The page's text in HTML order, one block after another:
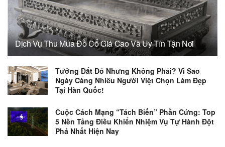
Dịch Vụ Thu Mua Đồ Cổ Giá Cao Và Uy Tín Tận Nơi
Tưởng Đắt Đỏ Nhưng Không Phải? Vì Sao
Ngày Càng Nhiều Người Việt Chọn Làm Đẹp
Tại Hàn Quốc!
Cuộc Cách Mạng “Tách Biến” Phần Cứng: Top
5 Nền Tảng Điều Khiển Nhiệm Vụ Tự Hành Đột
Phá Nhất Hiện Nay